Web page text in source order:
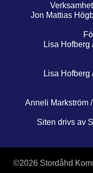
Jon Mattias
Lisa Hofberg
Lisa Hofberg
Anneli Markström /
Siten drivs av
©2026 Stordåhd